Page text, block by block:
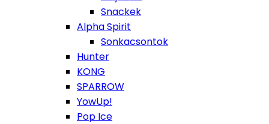
Snackek
Alpha Spirit
Sonkacsontok
Hunter
KONG
SPARROW
YowUp!
Pop Ice